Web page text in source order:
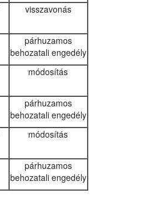
visszavonás
párhuzamos
behozatali engedély
módosítás
párhuzamos
behozatali engedély
módosítás
párhuzamos
behozatali engedély